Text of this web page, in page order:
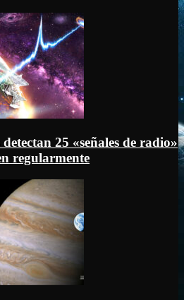
25 «señales de radio»
regularmente